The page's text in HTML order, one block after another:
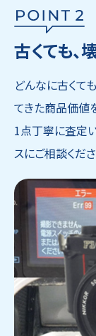
古くても、
どんなに古くて
てきた商品価値
1点丁寧に査定
スにご相談くださ